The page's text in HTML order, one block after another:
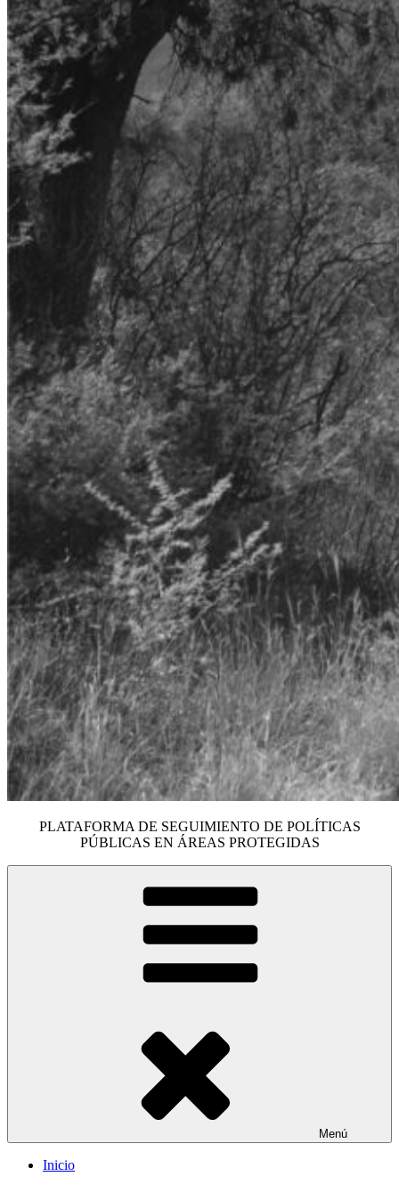
PLATAFORMA DE SEGUIMIENTO DE POLÍTICAS
PÚBLICAS EN ÁREAS PROTEGIDAS
Menú
Inicio